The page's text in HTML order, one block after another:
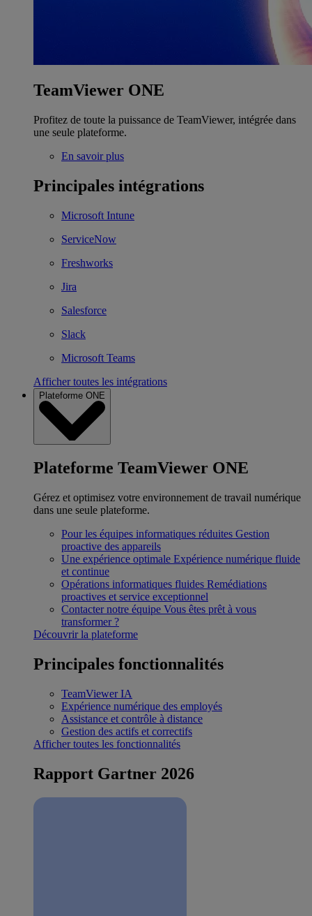
TeamViewer ONE
Profitez de toute la puissance de TeamViewer, intégrée dans
une seule plateforme.
En savoir plus
Principales intégrations
Microsoft Intune
ServiceNow
Freshworks
Jira
Salesforce
Slack
Microsoft Teams
Afficher toutes les intégrations
Plateforme ONE
Plateforme TeamViewer ONE
Gérez et optimisez votre environnement de travail numérique
dans une seule plateforme.
Pour les équipes informatiques réduites Gestion
proactive des appareils
Une expérience optimale Expérience numérique fluide
et continue
Opérations informatiques fluides Remédiations
proactives et service exceptionnel
Contacter notre équipe Vous êtes prêt à vous
transformer ?
Découvrir la plateforme
Principales fonctionnalités
TeamViewer IA
Expérience numérique des employés
Assistance et contrôle à distance
Gestion des actifs et correctifs
Afficher toutes les fonctionnalités
Rapport Gartner 2026